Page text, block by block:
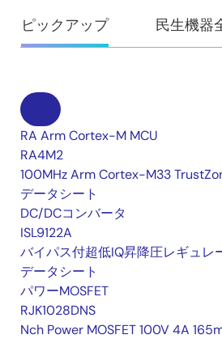
ピックアップ 民生機器
RA Arm Cortex-M MCU
RA4M2
100MHz Arm Cortex-M33
データシート
DC/DCコンバータ
ISL9122A
バイパス付超低IQ昇降圧レギュレ
データシート
パワーMOSFET
RJK1028DNS
Nch Power MOSFET 100V 4A